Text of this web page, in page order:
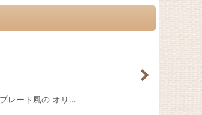
レート風の オリ…